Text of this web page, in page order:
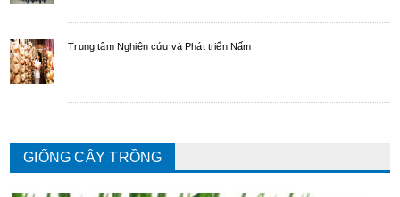
Trung tâm Nghiên cứu và Phát triển Nấm
GIỐNG CÂY TRỒNG